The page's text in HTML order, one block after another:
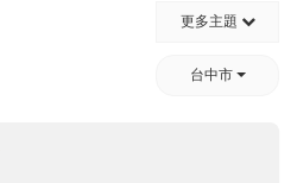
更多主題
台中市